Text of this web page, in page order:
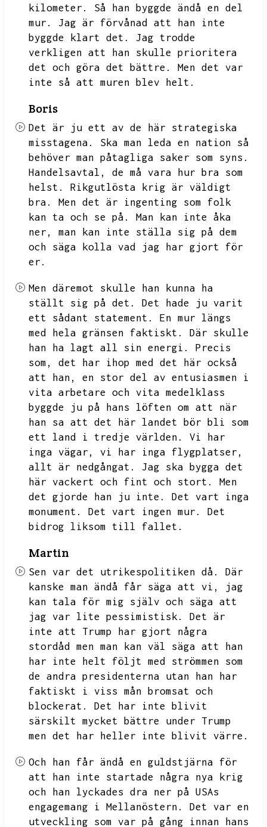
kilometer.
Så han byggde ändå en del
mur.
Jag är förvånad att han inte
byggde klart det.
Jag trodde
verkligen att han skulle prioritera
det och göra det bättre.
Men det var
inte så att muren blev helt.
Boris
Det är ju ett av de här strategiska
misstagena.
Ska man leda en nation så
behöver man påtagliga saker som syns.
Handelsavtal,
de må vara hur bra som
helst.
Rikgutlösta krig är väldigt
bra.
Men det är ingenting som folk
kan ta och se på.
Man kan inte åka
ner,
man kan inte ställa sig på dem
och säga kolla vad jag har gjort för
er.
Men däremot skulle han kunna ha
ställt sig på det.
Det hade ju varit
ett sådant statement.
En mur längs
med hela gränsen faktiskt.
Där skulle
han ha lagt all sin energi.
Precis
som,
det har ihop med det här också
att han,
en stor del av entusiasmen i
vita arbetare och vita medelklass
byggde ju på hans löften om att när
han sa att det här landet bör bli som
ett land i tredje världen.
Vi har
inga vägar,
vi har inga flygplatser,
allt är nedgångat.
Jag ska bygga det
här vackert och fint och stort.
Men
det gjorde han ju inte.
Det vart inga
monument.
Det vart ingen mur.
Det
bidrog liksom till fallet.
Martin
Sen var det utrikespolitiken då.
Där
kanske man ändå får säga att vi,
jag
kan tala för mig själv och säga att
jag var lite pessimistisk.
Det är
inte att Trump har gjort några
stordåd men man kan väl säga att han
har inte helt följt med strömmen som
de andra presidenterna utan han har
faktiskt i viss mån bromsat och
blockerat.
Det har inte blivit
särskilt mycket bättre under Trump
men det har heller inte blivit värre.
Och han får ändå en guldstjärna för
att han inte startade några nya krig
och han lyckades dra ner på USAs
engagemang i Mellanöstern.
Det var en
utveckling som var på gång innan hans